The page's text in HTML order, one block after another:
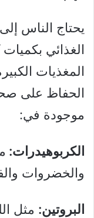
يحتاج الناس إلى
الغذائي
المغذيات
الحفاظ على
موجودة في:
الكربوهيدرات:
والخضروات
البروتين: مثل